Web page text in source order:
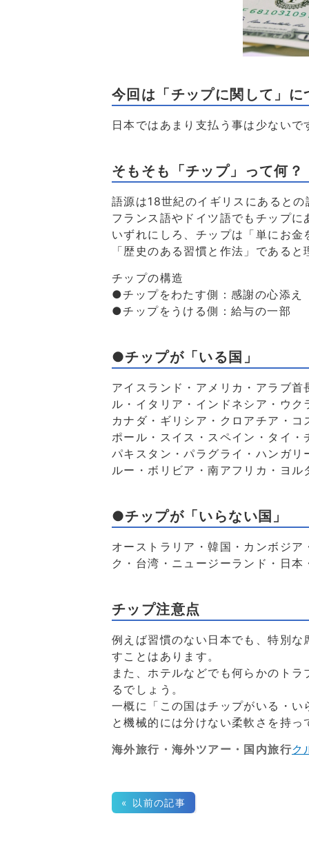
今回は「チップに関して」
日本ではあまり支払う事は少ない
そもそも「チップ」って何？
語源は18世紀のイギリスにあると
フランス語やドイツ語でもチップ
いずれにしろ、チップは「単にお
「歴史のある習慣と作法」である
チップの構造
●チップをわたす側：感謝の心添え
●チップをうける側：給与の一部
●チップが「いる国」
アイスランド・アメリカ・アラブ
ル・イタリア・インドネシア・ウ
カナダ・ギリシア・クロアチア・
ポール・スイス・スペイン・タイ
パキスタン・パラグライ・ハンガ
ルー・ボリビア・南アフリカ・ヨ
●チップが「いらない国」
オーストラリア・韓国・カンボジ
ク・台湾・ニュージーランド・日本
チップ注意点
例えば習慣のない日本でも、特別
すことはあります。
また、ホテルなどでも何らかのト
るでしょう。
一概に「この国はチップがいる・い
と機械的には分けない柔軟さを持
海外旅行・海外ツアー・国内旅行ク
« 以前の記事